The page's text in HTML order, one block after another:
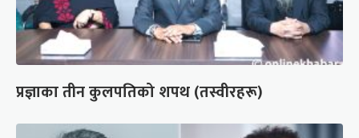
प्रज्ञाका तीन कुलपतिको शपथ (तस्वीरहरू)